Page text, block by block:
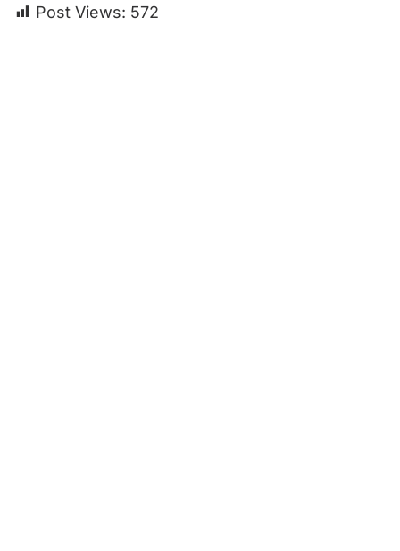
Post Views: 572